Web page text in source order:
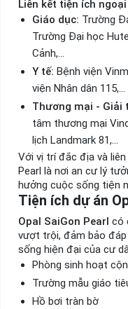
Liên kết tiện ích
Giáo dục: Trường
Trường Đại học
Cảnh,...
Y tế: Bệnh viện
viện Nhân dân 115,...
Thương mại - Giải
tâm thương mại
lịch Landmark 81,...
Với vị trí đắc địa và
Pearl là nơi an cư lý
hưởng cuộc sống tiện
Tiện ích dự án
Opal SaiGon Pearl có
vượt trội, đảm bảo
sống hiện đại của cư
Phòng sinh hoạt
Trường mẫu giáo
Hồ bơi tràn bờ